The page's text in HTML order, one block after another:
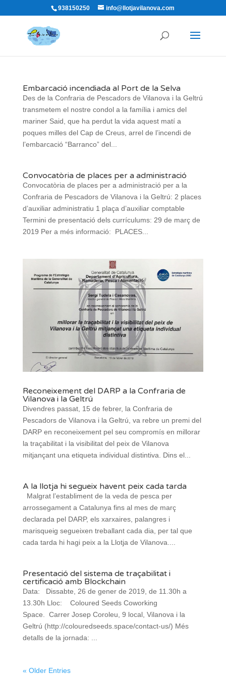
938150250 info@llotjavilanova.com
Embarcació incendiada al Port de la Selva
Des de la Confraria de Pescadors de Vilanova i la Geltrú
transmetem el nostre condol a la família i amics del
mariner Said, que ha perdut la vida aquest matí a
poques milles del Cap de Creus, arrel de l’incendi de
l’embarcació “Barranco” del...
Convocatòria de places per a administració
Convocatòria de places per a administració per a la
Confraria de Pescadors de Vilanova i la Geltrú: 2 places
d’auxiliar administratiu 1 plaça d’auxiliar comptable
Termini de presentació dels currículums: 29 de març de
2019 Per a més informació: PLACES...
Reconeixement del DARP a la Confraria de
Vilanova i la Geltrú
Divendres passat, 15 de febrer, la Confraria de
Pescadors de Vilanova i la Geltrú, va rebre un premi del
DARP en reconeixement pel seu compromís en millorar
la traçabilitat i la visibilitat del peix de Vilanova
mitjançant una etiqueta individual distintiva. Dins el...
A la llotja hi segueix havent peix cada tarda
Malgrat l’establiment de la veda de pesca per
arrossegament a Catalunya fins al mes de març
declarada pel DARP, els xarxaires, palangres i
marisqueig segueixen treballant cada dia, per tal que
cada tarda hi hagi peix a la Llotja de Vilanova....
Presentació del sistema de traçabilitat i
certificació amb Blockchain
Data: Dissabte, 26 de gener de 2019, de 11.30h a
13.30h Lloc: Coloured Seeds Coworking
Space. Carrer Josep Coroleu, 9 local, Vilanova i la
Geltrú (http://colouredseeds.space/contact-us/) Més
detalls de la jornada: ...
« Older Entries